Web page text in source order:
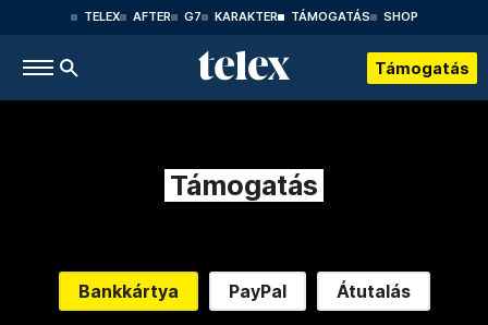
TELEX AFTER G7 KARAKTER TÁMOGATÁS SHOP
Támogatás
Támogatás
Bankkártya PayPal Átutalás